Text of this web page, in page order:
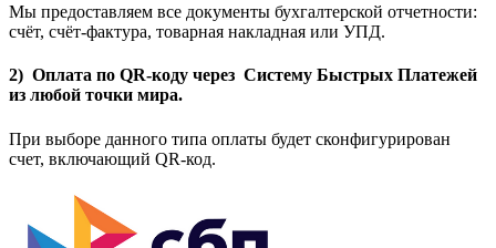
Мы предоставляем все документы бухгалтерской отчетности:
счёт, счёт-фактура, товарная накладная или УПД.
2) Оплата по QR-коду через Систему Быстрых Платежей
из любой точки мира.
При выборе данного типа оплаты будет сконфигурирован
счет, включающий QR-код.